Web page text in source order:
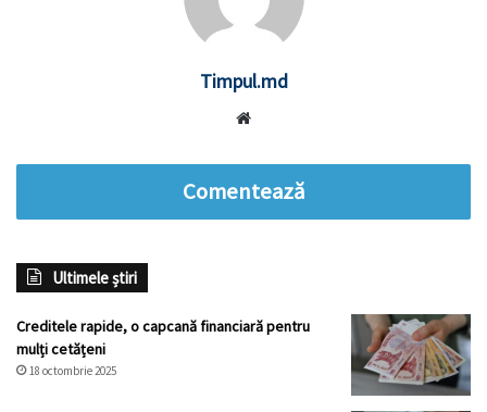
Timpul.md
Comentează
Ultimele știri
Creditele rapide, o capcană financiară pentru
mulți cetățeni
18 octombrie 2025